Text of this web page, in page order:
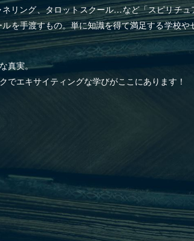
リング、タロットスクール…など「スピリチ
を手渡すもの。単に知識を得て満足する学校
真実。
エキサイティングな学びがここにあります！